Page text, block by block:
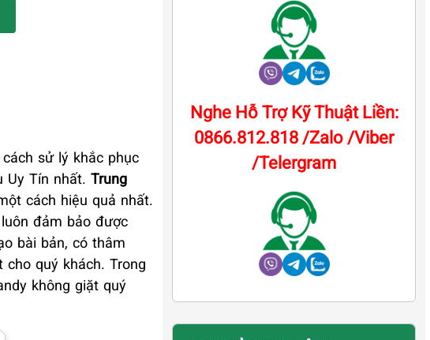
sử lý khắc phục
Uy Tín nhất. Trung
cách hiệu quả nhất.
đảm bảo được
bài bản, có thâm
cho quý khách. Trong
không giặt quý
Nghe Hỗ Trợ Kỹ Thuật Liền:
0866.812.818 /Zalo /Viber
/Telergram